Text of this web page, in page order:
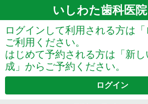
いしわた歯科医院
ログインして利用される方は
ご利用ください。
はじめて予約される方は「新
成」からご予約ください。
ログイン